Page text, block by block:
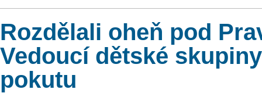
Rozdělali oheň pod
Vedoucí dětské
pokutu